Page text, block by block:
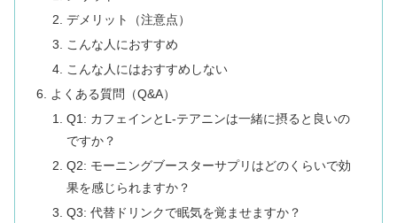
デメリット（注意点）
こんな人におすすめ
こんな人にはおすすめしない
よくある質問（Q&A）
Q1: カフェインとL-テアニンは一緒に摂ると良いの
ですか？
Q2: モーニングブースターサプリはどのくらいで効
果を感じられますか？
Q3: 代替ドリンクで眠気を覚ませますか？